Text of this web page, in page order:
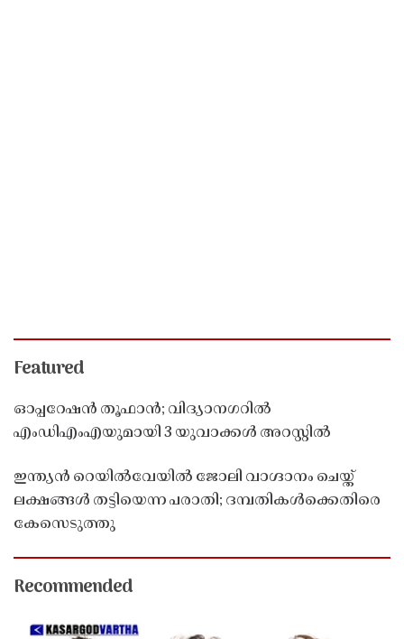
Featured
ഓപ്പറേഷൻ തൂഫാൻ; വിദ്യാനഗറിൽ
എംഡിഎംഎയുമായി 3 യുവാക്കൾ അറസ്റ്റിൽ
ഇന്ത്യൻ റെയിൽവേയിൽ ജോലി വാഗ്ദാനം ചെയ്ത്
ലക്ഷങ്ങൾ തട്ടിയെന്ന പരാതി; ദമ്പതികൾക്കെതിരെ
കേസെടുത്തു
Recommended